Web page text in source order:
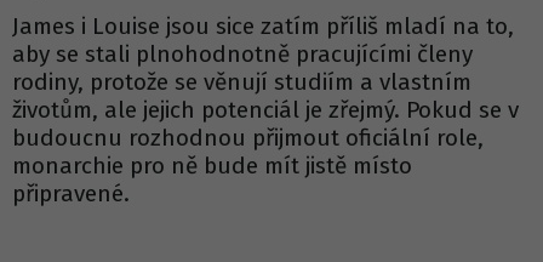
James i Louise jsou sice zatím příliš mladí na to,
aby se stali plnohodnotně pracujícími členy
rodiny, protože se věnují studiím a vlastním
životům, ale jejich potenciál je zřejmý. Pokud se v
budoucnu rozhodnou přijmout oficiální role,
monarchie pro ně bude mít jistě místo
připravené.